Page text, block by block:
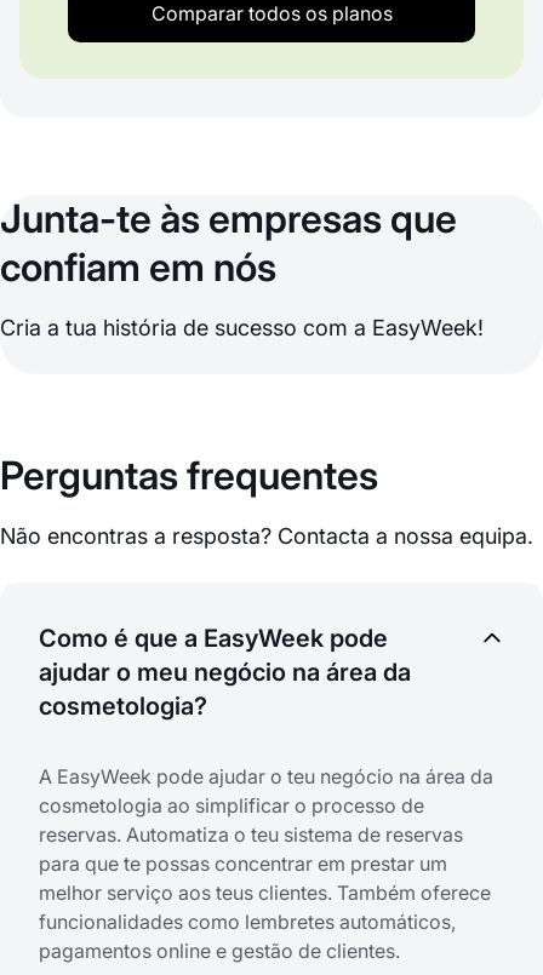
Comparar todos os planos
Junta-te às empresas que
confiam em nós
Cria a tua história de sucesso com a EasyWeek!
Perguntas frequentes
Não encontras a resposta? Contacta a nossa equipa.
Como é que a EasyWeek pode
ajudar o meu negócio na área da
cosmetologia?
A EasyWeek pode ajudar o teu negócio na área da
cosmetologia ao simplificar o processo de
reservas. Automatiza o teu sistema de reservas
para que te possas concentrar em prestar um
melhor serviço aos teus clientes. Também oferece
funcionalidades como lembretes automáticos,
pagamentos online e gestão de clientes.